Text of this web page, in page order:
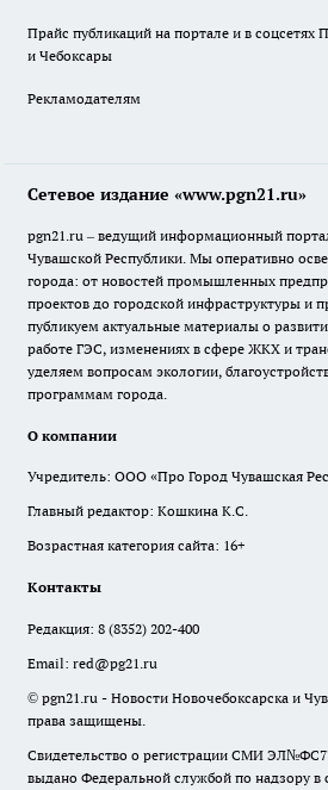
Прайс публикаций на портале и в соцсетях
и Чебоксары
Рекламодателям
Сетевое издание «www.pgn21.ru»
pgn21.ru – ведущий информационный
Чувашской Республики. Мы оперативно
города: от новостей промышленных
проектов до городской инфраструктуры и
публикуем актуальные материалы о
работе ГЭС, изменениях в сфере ЖКХ и
уделяем вопросам экологии,
программам города.
О компании
Учредитель: ООО «Про Город Чувашская
Главный редактор: Кошкина К.С.
Возрастная категория сайта: 16+
Контакты
Редакция: 8 (8352) 202-400
Email: red@pg21.ru
© pgn21.ru - Новости Новочебоксарска и
права защищены.
Свидетельство о регистрации СМИ
выдано Федеральной службой по надзору в